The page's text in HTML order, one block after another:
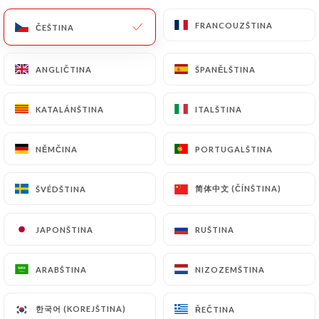
NABÍDKA CS
ČEŠTINA FRANCOUZŠTINA
ANGLIČTINA ŠPANĚLŠTINA
KATALÁNŠTINA ITALŠTINA
NĚMČINA PORTUGALŠTINA
ŠVÉDŠTINA 简体中文 (ČÍNŠTINA)
JAPONŠTINA RUŠTINA
ARABŠTINA NIZOZEMŠTINA
한국어 (KOREJŠTINA) ŘEČTINA
Kontakt
Bistrot pop
ČEŠTINA FRANCOUZŠTINA
ANGLIČTINA ŠPANĚLŠTINA
KATALÁNŠTINA ITALŠTINA
NĚMČINA PORTUGALŠTINA
ŠVÉDŠTINA 简体中文 (ČÍNŠTINA)
JAPONŠTINA RUŠTINA
ARABŠTINA NIZOZEMŠTINA
한국어 (KOREJŠTINA) ŘEČTINA